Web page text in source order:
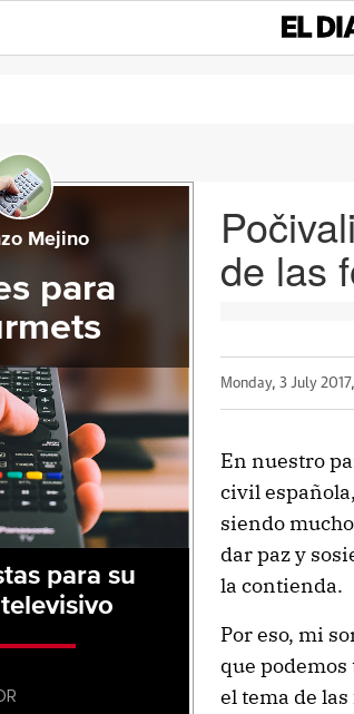
de las
Monday, 3 July
En nuestro
civil
siendo
dar paz y
la contienda.
Por eso, mi
que
el tema de
Mejino
para
para su